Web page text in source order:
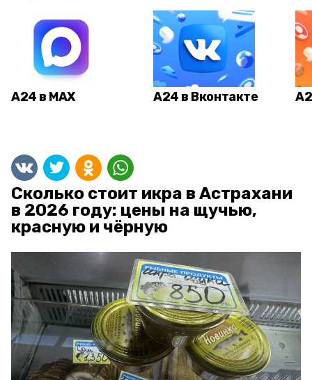
А24 в MAX А24 в Вконтакте
Сколько стоит икра в Астрахани
в 2026 году: цены на щучью,
красную и чёрную